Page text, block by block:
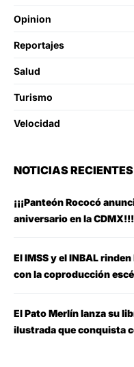
Opinion
Reportajes
Salud
Turismo
Velocidad
NOTICIAS RECIENTES
¡¡¡Panteón Rococó
aniversario en la CDMX!!!
El IMSS y el INBAL
con la coproducción
El Pato Merlín lanza su
ilustrada que conquista